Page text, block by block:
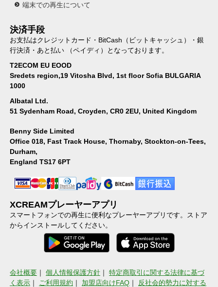
端末での再生について
決済手段
お支払はクレジットカード・BitCash（ビットキャッシュ）・銀
行決済・あと払い （ペイディ）となっております。
T2ECOM EU EOOD
Sredets region,19 Vitosha Blvd, 1st floor Sofia BULGARIA
1000
Albatal Ltd.
51 Sydenham Road, Croyden, CR0 2EU, United Kingdom
Benny Side Limited
Office 018, Fast Track House, Thornaby, Stockton-on-Tees,
Durham,
England TS17 6PT
XCREAMプレーヤーアプリ
スマートフォンでの再生に便利なプレーヤーアプリです。ストア
からインストールしてください。
会社概要 ｜ 個人情報保護方針 ｜ 特定商取引に関する法律に基づ
く表示 ｜ ご利用規約 ｜ 加盟店向けFAQ ｜ 反社会的勢力に対する